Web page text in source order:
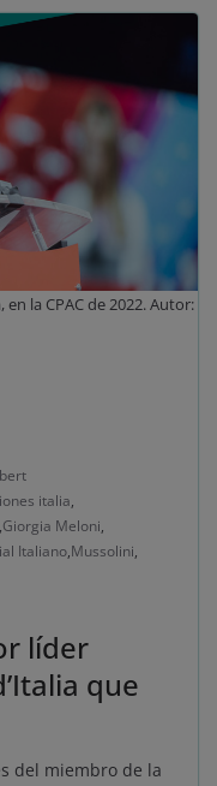
la CPAC de 2022. Autor:
italia,
,Giorgia Meloni,
Italiano,Mussolini,
líder
que
del miembro de la